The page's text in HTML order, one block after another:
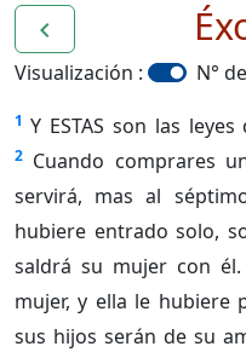
navigate_before
Visualización : N°
1 Y ESTAS son las
2 Cuando comprares
servirá, mas al
hubiere entrado solo,
saldrá su mujer con él.
mujer, y ella le hubiere
sus hijos serán de su